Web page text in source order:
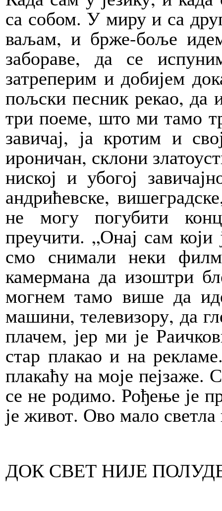
са собом. У миру и са
ваљам, и брже-боље
забораве, да се
затреперим и добијем
пољски песник рекао, да
три поеме, што ми тамо
завичај, ја кротим и
ироничан, склони
ниској и убогој
андрићевске,
не могу погубити
преучити. „Онај сам
смо снимали неки
камермана да изоштри
могнем тамо више да
машини, телевизору, да
плачем, јер ми је
стар плакао и на
плакаћу на моје пејзаже.
се не родимо. Рођење је
је живот. Ово мало
ДОК СВЕТ НИЈЕ